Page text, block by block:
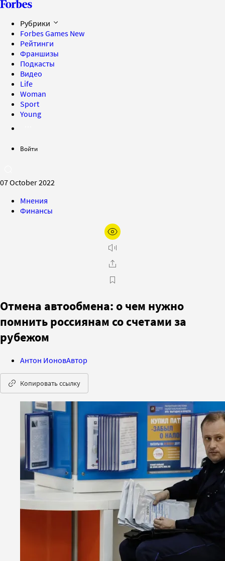
Рубрики
Forbes Games New
Рейтинги
Франшизы
Подкасты
Видео
Life
Woman
Sport
Young
Войти
07 October 2022
Мнения
Финансы
Отмена автообмена: о чем нужно
помнить россиянам со счетами за
рубежом
Антон ИоновАвтор
Копировать ссылку